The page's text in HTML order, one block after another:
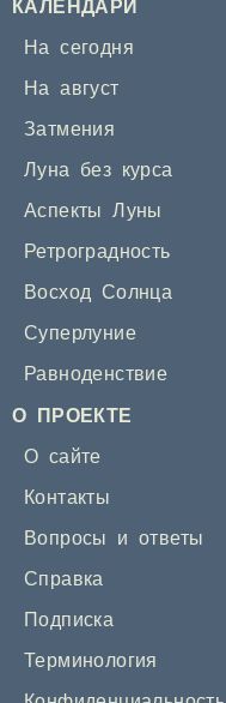
КАЛЕНДАРИ
На сегодня
На август
Затмения
Луна без курса
Аспекты Луны
Ретроградность
Восход Солнца
Суперлуние
Равноденствие
О ПРОЕКТЕ
О сайте
Контакты
Вопросы и ответы
Справка
Подписка
Терминология